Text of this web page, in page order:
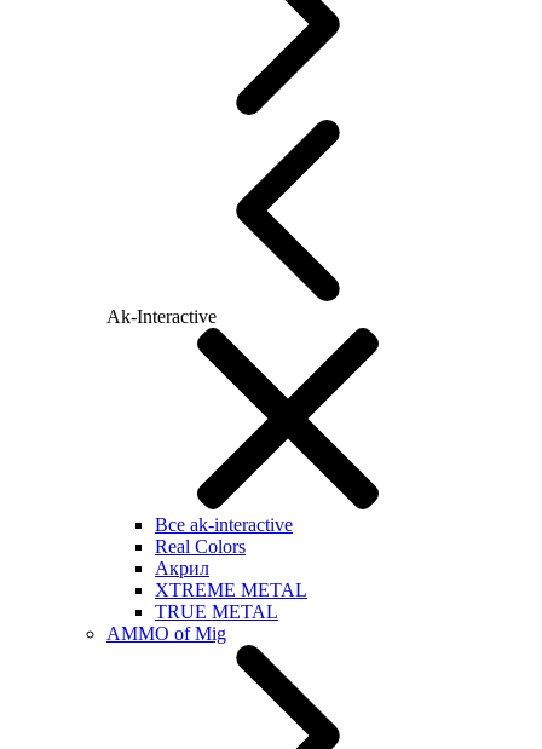
Ak-Interactive
Все ak-interactive
Real Colors
Акрил
XTREME METAL
TRUE METAL
AMMO of Mig